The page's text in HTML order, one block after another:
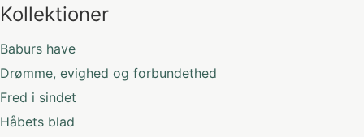
Kollektioner
Baburs have
Drømme, evighed og forbundethed
Fred i sindet
Håbets blad